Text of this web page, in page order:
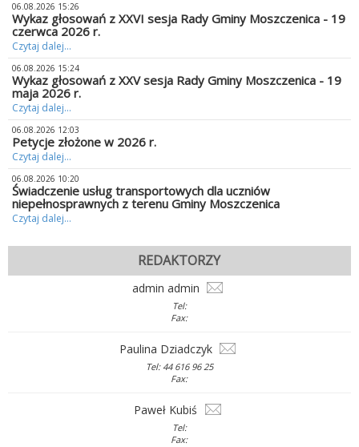
06.08.2026 15:26
Wykaz głosowań z XXVI sesja Rady Gminy Moszczenica - 19
czerwca 2026 r.
Czytaj dalej...
06.08.2026 15:24
Wykaz głosowań z XXV sesja Rady Gminy Moszczenica - 19
maja 2026 r.
Czytaj dalej...
06.08.2026 12:03
Petycje złożone w 2026 r.
Czytaj dalej...
06.08.2026 10:20
Świadczenie usług transportowych dla uczniów
niepełnosprawnych z terenu Gminy Moszczenica
Czytaj dalej...
REDAKTORZY
admin admin
Tel:
Fax:
Paulina Dziadczyk
Tel: 44 616 96 25
Fax:
Paweł Kubiś
Tel:
Fax: